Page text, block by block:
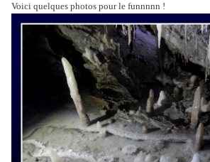
Voici quelques photos pour le funnnnn !